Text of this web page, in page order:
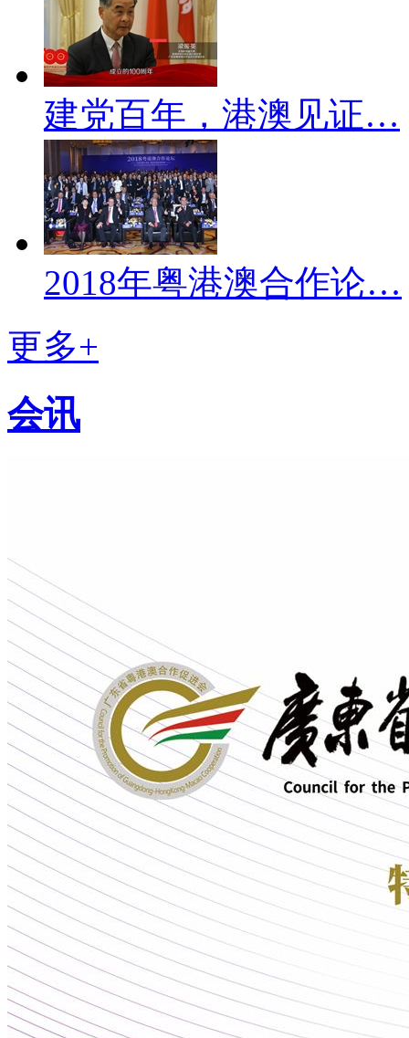
建党百年，港澳见证…
2018年粤港澳合作论…
更多+
会讯